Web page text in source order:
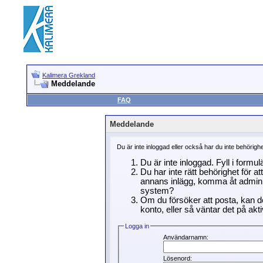
Kalimera Grekland
Meddelande
FAQ
Meddelande
Du är inte inloggad eller också har du inte
Du är inte inloggad. Fyll i
Du har inte rätt behörighet för
annans inlägg, komma åt
system?
Om du försöker att posta, kan
konto, eller så väntar det på
Logga in
Användarnamn:
Lösenord: